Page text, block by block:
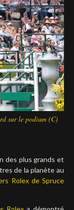
sur le podium (C)
des plus grands et
de la planète au
Rolex de Spruce